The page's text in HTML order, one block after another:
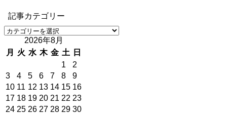
記事カテゴリー
記
カ
ゴ
リ
ー
2026年8月
月
火 水 木 金 土 日
1
2
3
4 5 6 7 8
9
10 11 12 13 14 15 16
17 18 19 20 21 22 23
24 25 26 27 28 29 30